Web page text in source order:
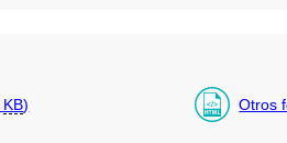
KB) Otros